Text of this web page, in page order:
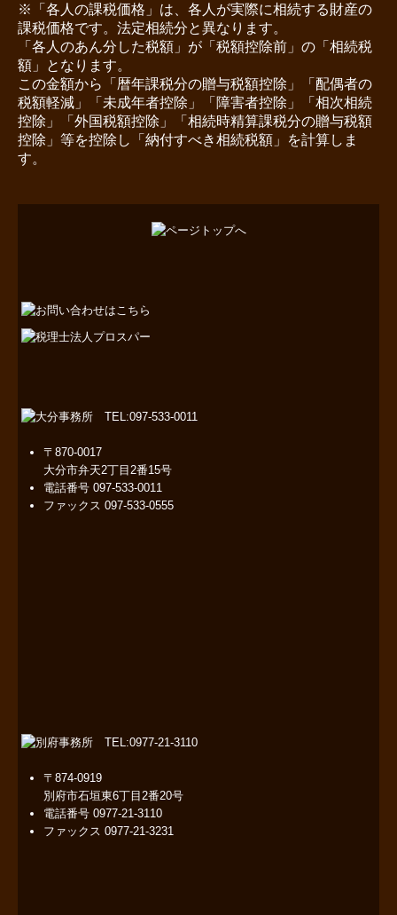
※「各人の課税価格」は、各人が実際に相続する財産の
課税価格です。法定相続分と異なります。
「各人のあん分した税額」が「税額控除前」の「相続税
額」となります。
この金額から「暦年課税分の贈与税額控除」「配偶者の
税額軽減」「未成年者控除」「障害者控除」「相次相続
控除」「外国税額控除」「相続時精算課税分の贈与税額
控除」等を控除し「納付すべき相続税額」を計算しま
す。
〒870-0017
大分市弁天2丁目2番15号
電話番号097-533-0011
ファックス097-533-0555
〒874-0919
別府市石垣東6丁目2番20号
電話番号0977-21-3110
ファックス0977-21-3231